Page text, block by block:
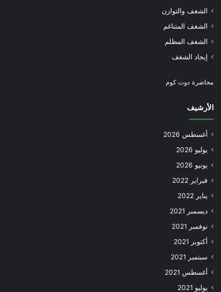
الشغف والتوازن
الشغف المتناغم
الشغف المظلم
إيجاد الشغف
محاضرة دوت كوم
الأرشيف
أغسطس 2026
يوليو 2026
يونيو 2026
فبراير 2022
يناير 2022
ديسمبر 2021
نوفمبر 2021
أكتوبر 2021
سبتمبر 2021
أغسطس 2021
يوليو 2021